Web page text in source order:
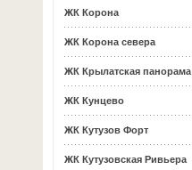
ЖК Корона
ЖК Корона севера
ЖК Крылатская панорама
ЖК Кунцево
ЖК Кутузов Форт
ЖК Кутузовская Ривьера